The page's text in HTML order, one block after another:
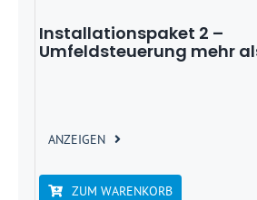
Installationspaket 2 –
Umfeldsteuerung mehr
ANZEIGEN
ZUM WARENKORB